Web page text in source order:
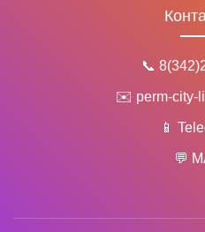
📞
✉️ perm-city-
📱
💬